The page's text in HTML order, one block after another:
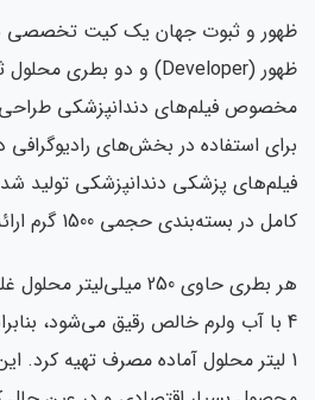
ظهور و ثبوت جهان یک کیت تخصصی
مخصوص فیلم‌های دندانپزشکی
برای استفاده در بخش‌های
فیلم‌های پزشکی دندانپزشکی تولید
کامل در بسته‌بندی حجمی 1500 گرم ارائه می‌شود.
4 با آب ولرم خالص رقیق می‌شود،
1 لیتر محلول آماده مصرف تهیه کرد.